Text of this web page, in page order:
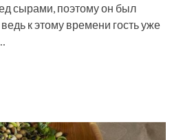
сырами, поэтому он был
к этому времени гость уже